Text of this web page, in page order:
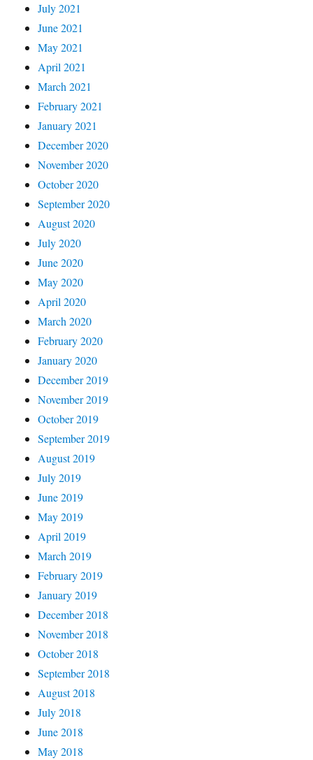
July 2021
June 2021
May 2021
April 2021
March 2021
February 2021
January 2021
December 2020
November 2020
October 2020
September 2020
August 2020
July 2020
June 2020
May 2020
April 2020
March 2020
February 2020
January 2020
December 2019
November 2019
October 2019
September 2019
August 2019
July 2019
June 2019
May 2019
April 2019
March 2019
February 2019
January 2019
December 2018
November 2018
October 2018
September 2018
August 2018
July 2018
June 2018
May 2018